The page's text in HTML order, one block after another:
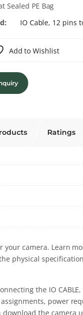
Sealed PE Bag
IO Cable, 12 pins
Add to Wishlist
Ratings
your camera. Learn
physical
the IO CABLE,
power
the camera